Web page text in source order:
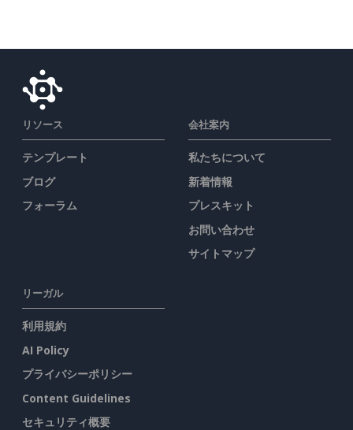
リソース
テンプレート
ブログ
フォーラム
会社案内
私たちについて
新着情報
プレスキット
お問い合わせ
サイトマップ
リーガル
利用規約
AI Policy
プライバシーポリシー
Content Guidelines
セキュリティ概要